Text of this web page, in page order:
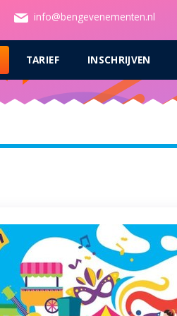
info@bengevenementen.nl
TARIEF INSCHRIJVEN